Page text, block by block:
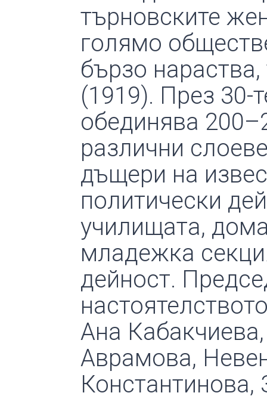
търновските
голямо
бързо
(1919). През 30-
обединява
различни
дъщери на
политически
училищата,
младежка
дейност.
Ана
Аврамова,